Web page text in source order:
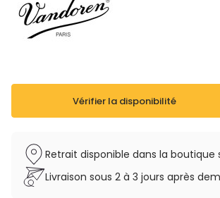
Vérifier la disponibilité
Retrait disponible dans la boutique
Livraison sous 2 à 3 jours après